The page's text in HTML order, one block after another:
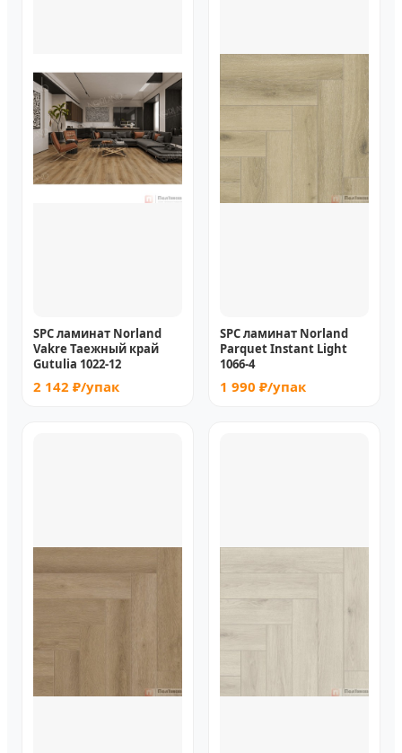
SPC ламинат Norland
Vakre Таежный край
Gutulia 1022-12
2 142 ₽/упак
SPC ламинат Norland
Parquet Instant Light
1066-4
1 990 ₽/упак